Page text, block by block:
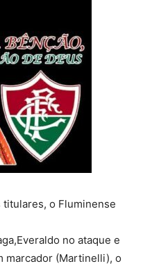
o Fluminense
no ataque e
marcador (Martinelli), o